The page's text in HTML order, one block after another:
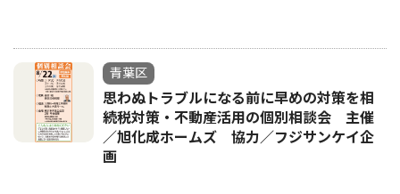
青葉区
思わぬトラブルになる前に早めの対策を相
続税対策・不動産活用の個別相談会 主催
／旭化成ホームズ 協力／フジサンケイ企
画